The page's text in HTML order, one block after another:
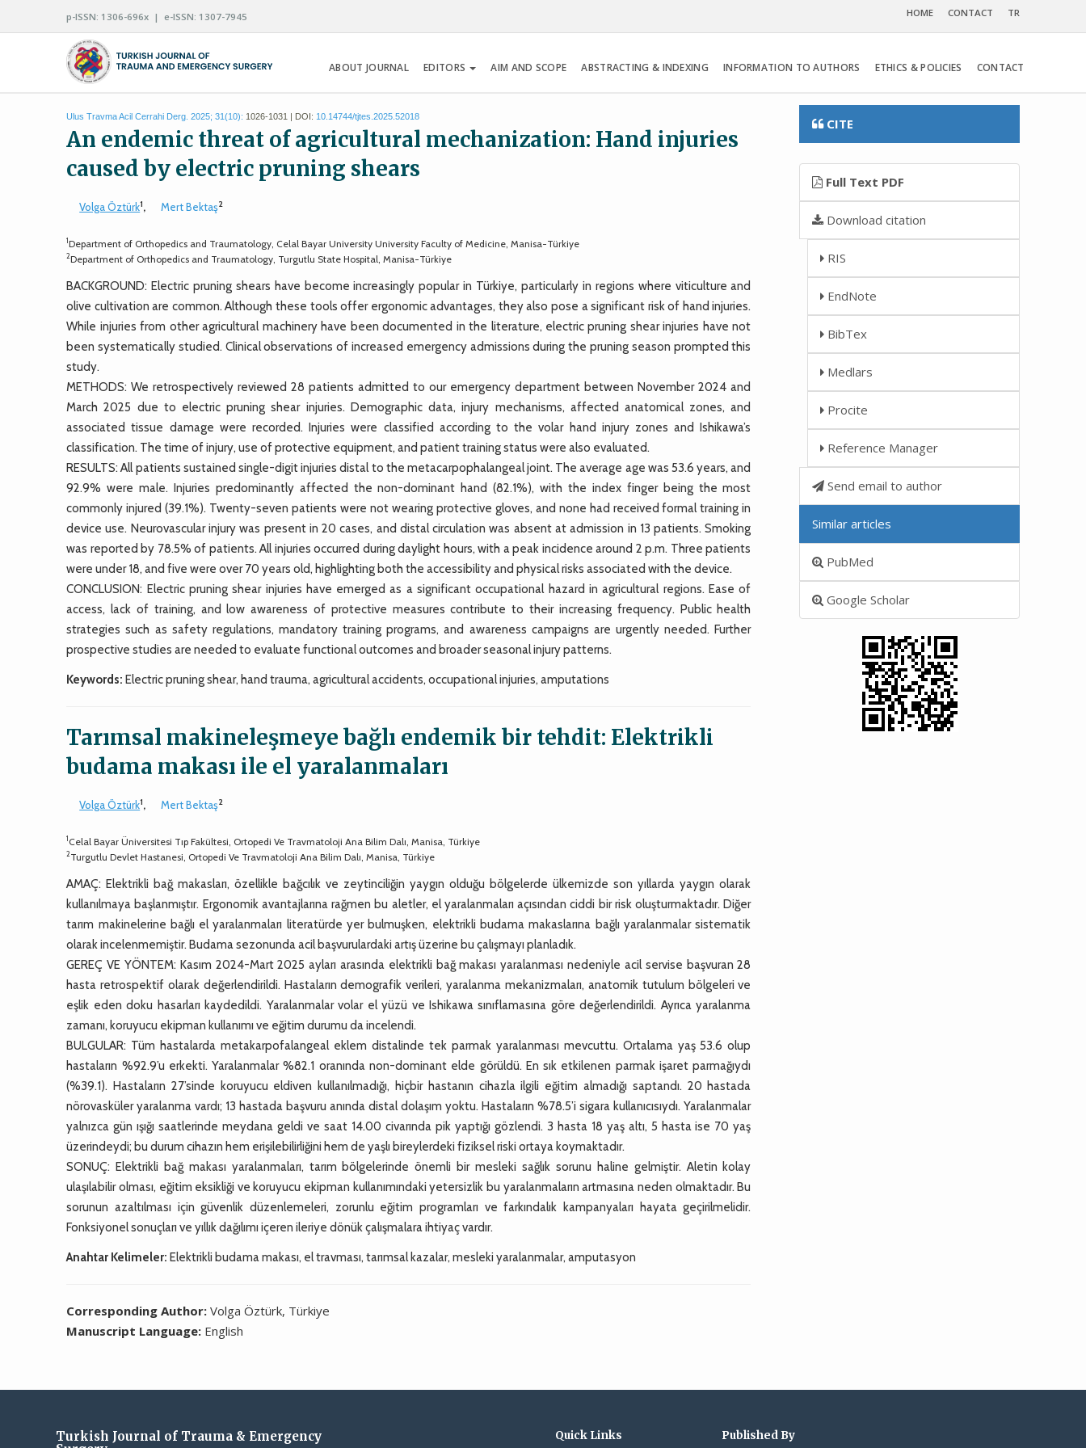
p-ISSN: 1306-696x | e-ISSN: 1307-7945 HOME CONTACT TR
ABOUT JOURNAL EDITORS AIM AND SCOPE ABSTRACTING & INDEXING INFORMATION TO AUTHORS ETHICS & POLICIES CONTACT
Ulus Travma Acil Cerrahi Derg. 2025; 31(10): 1026-1031 | DOI: 10.14744/tjtes.2025.52018
An endemic threat of agricultural mechanization: Hand injuries
caused by electric pruning shears
Volga Öztürk1, Mert Bektaş2
1Department of Orthopedics and Traumatology, Celal Bayar University University Faculty of Medicine, Manisa-Türkiye
2Department of Orthopedics and Traumatology, Turgutlu State Hospital, Manisa-Türkiye
BACKGROUND: Electric pruning shears have become increasingly popular in Türkiye, particularly in regions where viticulture and
olive cultivation are common. Although these tools offer ergonomic advantages, they also pose a significant risk of hand injuries.
While injuries from other agricultural machinery have been documented in the literature, electric pruning shear injuries have not
been systematically studied. Clinical observations of increased emergency admissions during the pruning season prompted this
study.
METHODS: We retrospectively reviewed 28 patients admitted to our emergency department between November 2024 and
March 2025 due to electric pruning shear injuries. Demographic data, injury mechanisms, affected anatomical zones, and
associated tissue damage were recorded. Injuries were classified according to the volar hand injury zones and Ishikawa’s
classification. The time of injury, use of protective equipment, and patient training status were also evaluated.
RESULTS: All patients sustained single-digit injuries distal to the metacarpophalangeal joint. The average age was 53.6 years, and
92.9% were male. Injuries predominantly affected the non-dominant hand (82.1%), with the index finger being the most
commonly injured (39.1%). Twenty-seven patients were not wearing protective gloves, and none had received formal training in
device use. Neurovascular injury was present in 20 cases, and distal circulation was absent at admission in 13 patients. Smoking
was reported by 78.5% of patients. All injuries occurred during daylight hours, with a peak incidence around 2 p.m. Three patients
were under 18, and five were over 70 years old, highlighting both the accessibility and physical risks associated with the device.
CONCLUSION: Electric pruning shear injuries have emerged as a significant occupational hazard in agricultural regions. Ease of
access, lack of training, and low awareness of protective measures contribute to their increasing frequency. Public health
strategies such as safety regulations, mandatory training programs, and awareness campaigns are urgently needed. Further
prospective studies are needed to evaluate functional outcomes and broader seasonal injury patterns.
Keywords: Electric pruning shear, hand trauma, agricultural accidents, occupational injuries, amputations
Tarımsal makineleşmeye bağlı endemik bir tehdit: Elektrikli
budama makası ile el yaralanmaları
Volga Öztürk1, Mert Bektaş2
1Celal Bayar Üniversitesi Tıp Fakültesi, Ortopedi Ve Travmatoloji Ana Bilim Dalı, Manisa, Türkiye
2Turgutlu Devlet Hastanesi, Ortopedi Ve Travmatoloji Ana Bilim Dalı, Manisa, Türkiye
AMAÇ: Elektrikli bağ makasları, özellikle bağcılık ve zeytinciliğin yaygın olduğu bölgelerde ülkemizde son yıllarda yaygın olarak
kullanılmaya başlanmıştır. Ergonomik avantajlarına rağmen bu aletler, el yaralanmaları açısından ciddi bir risk oluşturmaktadır. Diğer
tarım makinelerine bağlı el yaralanmaları literatürde yer bulmuşken, elektrikli budama makaslarına bağlı yaralanmalar sistematik
olarak incelenmemiştir. Budama sezonunda acil başvurulardaki artış üzerine bu çalışmayı planladık.
GEREÇ VE YÖNTEM: Kasım 2024-Mart 2025 ayları arasında elektrikli bağ makası yaralanması nedeniyle acil servise başvuran 28
hasta retrospektif olarak değerlendirildi. Hastaların demografik verileri, yaralanma mekanizmaları, anatomik tutulum bölgeleri ve
eşlik eden doku hasarları kaydedildi. Yaralanmalar volar el yüzü ve Ishikawa sınıflamasına göre değerlendirildi. Ayrıca yaralanma
zamanı, koruyucu ekipman kullanımı ve eğitim durumu da incelendi.
BULGULAR: Tüm hastalarda metakarpofalangeal eklem distalinde tek parmak yaralanması mevcuttu. Ortalama yaş 53.6 olup
hastaların %92.9’u erkekti. Yaralanmalar %82.1 oranında non-dominant elde görüldü. En sık etkilenen parmak işaret parmağıydı
(%39.1). Hastaların 27’sinde koruyucu eldiven kullanılmadığı, hiçbir hastanın cihazla ilgili eğitim almadığı saptandı. 20 hastada
nörovasküler yaralanma vardı; 13 hastada başvuru anında distal dolaşım yoktu. Hastaların %78.5’i sigara kullanıcısıydı. Yaralanmalar
yalnızca gün ışığı saatlerinde meydana geldi ve saat 14.00 civarında pik yaptığı gözlendi. 3 hasta 18 yaş altı, 5 hasta ise 70 yaş
üzerindeydi; bu durum cihazın hem erişilebilirliğini hem de yaşlı bireylerdeki fiziksel riski ortaya koymaktadır.
SONUÇ: Elektrikli bağ makası yaralanmaları, tarım bölgelerinde önemli bir mesleki sağlık sorunu haline gelmiştir. Aletin kolay
ulaşılabilir olması, eğitim eksikliği ve koruyucu ekipman kullanımındaki yetersizlik bu yaralanmaların artmasına neden olmaktadır. Bu
sorunun azaltılması için güvenlik düzenlemeleri, zorunlu eğitim programları ve farkındalık kampanyaları hayata geçirilmelidir.
Fonksiyonel sonuçları ve yıllık dağılımı içeren ileriye dönük çalışmalara ihtiyaç vardır.
Anahtar Kelimeler: Elektrikli budama makası, el travması, tarımsal kazalar, mesleki yaralanmalar, amputasyon
Corresponding Author:Volga Öztürk, Türkiye
Manuscript Language: English
CITE
Full Text PDF
Download citation
RIS
EndNote
BibTex
Medlars
Procite
Reference Manager
Send email to author
Similar articles
PubMed
Google Scholar
Turkish Journal of Trauma & Emergency
Quick Links Published By